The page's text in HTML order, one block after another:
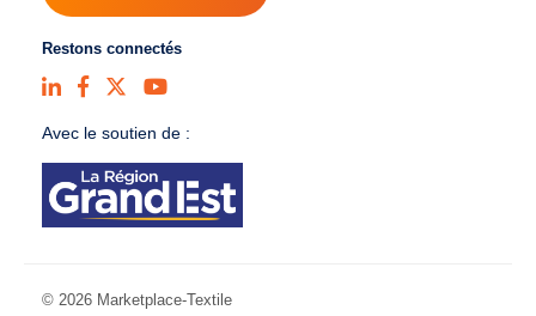
Restons connectés
Avec le soutien de :
© 2026 Marketplace-Textile